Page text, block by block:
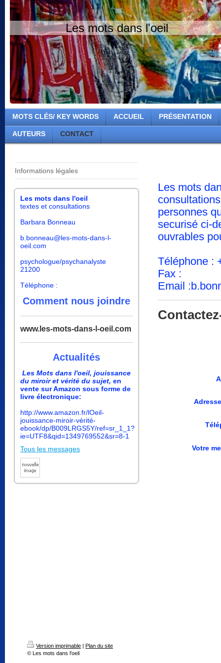
Les mots dans l'oeil
MOTS CLÉS/ KEY WORDS ACCUEIL PRÉSENTATION
AUTEURS CONTACT
Informations légales
Les mots dans l'oeil
textes et consultations
Barbara Bonneau
b.bonneau@les-mots-dans-l-
oeil.com
psychologue/psychanalyste
21200
Téléphone :
Comment nous joindre
www.les-mots-dans-l-oeil.com
Actualités
Les Mots dans l'oeil, jouissance
du miroir et vérité du sujet, en
vente sur Amazon sous forme de
livre électronique:
http://www.amazon.fr/lOeil-
jouissance-miroir-vérité-
ebook/dp/B009LRGS5Y/ref=sr_1_1?
ie=UTF8&qid=1349769552&sr=8-1
Tous les messages
Les mots
personnes
securisé ci-
ouvrables
Téléphone :
Fax :
Email
Votre
Version imprimable | Plan du site
© Les mots dans l'oeil